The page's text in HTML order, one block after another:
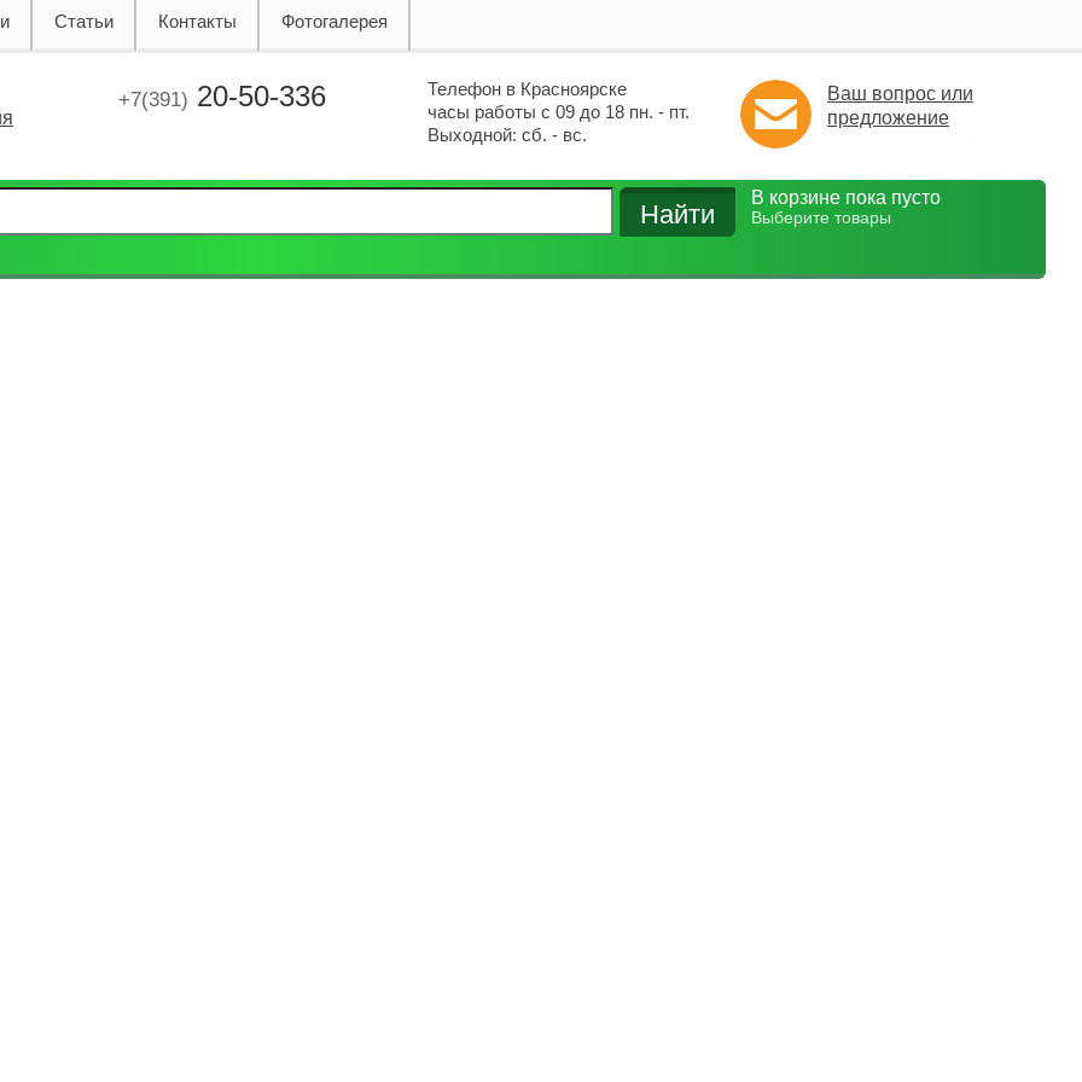
Статьи Контакты Фотогалерея
+7(391) 20-50-336
Телефон в Красноярске
часы работы с 09 до 18 пн. - пт.
Выходной: сб. - вс.
Ваш вопрос или
предложение
В корзине пока пусто
Выберите товары